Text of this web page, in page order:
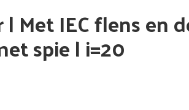
Met IEC flens en
spie | i=20